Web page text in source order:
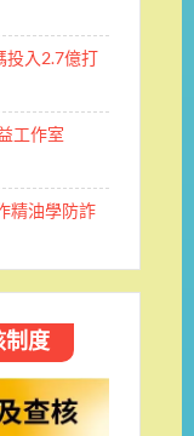
投入2.7億打
工作室
精油學防詐
度